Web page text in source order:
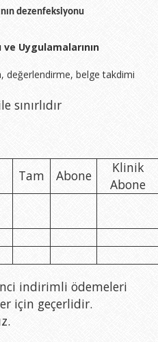
dezenfeksiyonu
Uygulamalarının
değerlendirme, belge takdimi
sınırlıdır
Tam Abone
Klinik
Abone
indirimli ödemeleri
için geçerlidir.